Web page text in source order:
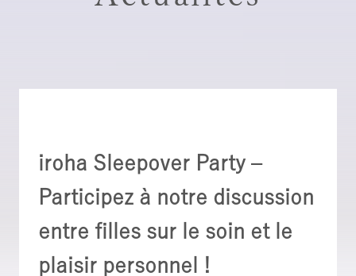
iroha Sleepover Party –
Participez à notre discussion
entre filles sur le soin et le
plaisir personnel !